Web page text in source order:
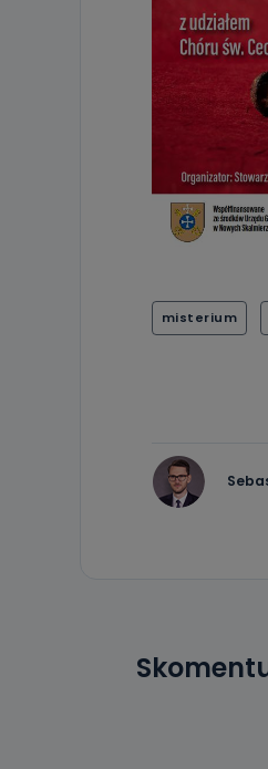
misterium